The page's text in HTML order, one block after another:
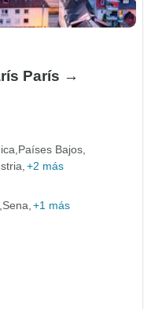
París →
Países Bajos
+2 más
Sena +1 más